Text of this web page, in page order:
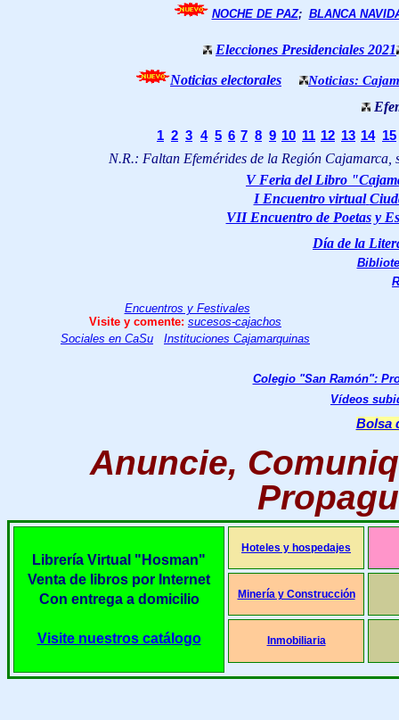
NOCHE DE PAZ; BLANCA
Elecciones Presidenciales 2021
Noticias electorales
Noticias:
1 2 3 4 5 6 7 8 9 10 11 12 13 14 15
N.R.: Faltan Efemérides de la Región
V Feria del Libro
I Encuentro virtual
VII Encuentro de Poetas y
Día de la
Encuentros y Festivales
Visite y comente: sucesos-cajachos
Sociales en CaSu
Instituciones Cajamarquinas
Colegio "San Ramón":
Vídeos
Bolsa
Anuncie,
Librería Virtual "Hosman"
Venta de libros por Internet
Con entrega a domicilio
Visite nuestros catálogo
Hoteles y hospedajes
Minería y Construcción
Inmobiliaria